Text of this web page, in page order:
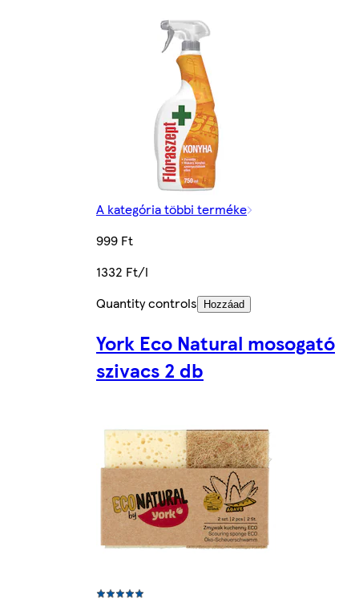
A kategória többi terméke
999 Ft
1332 Ft/l
Quantity controls
Hozzáad
York Eco Natural mosogató
szivacs 2 db